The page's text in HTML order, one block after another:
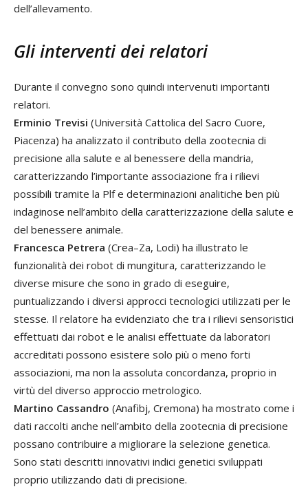
dell’allevamento.
Gli interventi dei relatori
Durante il convegno sono quindi intervenuti importanti
relatori.
Erminio Trevisi (Università Cattolica del Sacro Cuore,
Piacenza) ha analizzato il contributo della zootecnia di
precisione alla salute e al benessere della mandria,
caratterizzando l’importante associazione fra i rilievi
possibili tramite la Plf e determinazioni analitiche ben più
indaginose nell’ambito della caratterizzazione della salute e
del benessere animale.
Francesca Petrera (Crea–Za, Lodi) ha illustrato le
funzionalità dei robot di mungitura, caratterizzando le
diverse misure che sono in grado di eseguire,
puntualizzando i diversi approcci tecnologici utilizzati per le
stesse. Il relatore ha evidenziato che tra i rilievi sensoristici
effettuati dai robot e le analisi effettuate da laboratori
accreditati possono esistere solo più o meno forti
associazioni, ma non la assoluta concordanza, proprio in
virtù del diverso approccio metrologico.
Martino Cassandro (Anafibj, Cremona) ha mostrato come i
dati raccolti anche nell’ambito della zootecnia di precisione
possano contribuire a migliorare la selezione genetica.
Sono stati descritti innovativi indici genetici sviluppati
proprio utilizzando dati di precisione.